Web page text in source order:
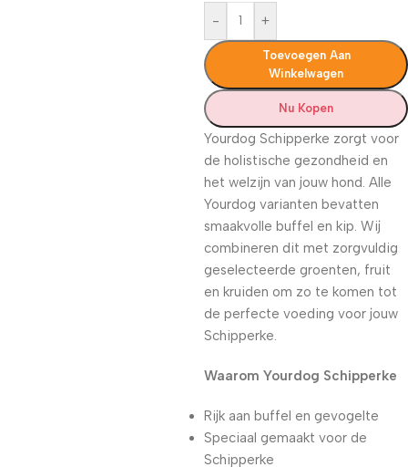
- +
Toevoegen Aan
Winkelwagen
Nu Kopen
Yourdog Schipperke zorgt voor
de holistische gezondheid en
het welzijn van jouw hond. Alle
Yourdog varianten bevatten
smaakvolle buffel en kip. Wij
combineren dit met zorgvuldig
geselecteerde groenten, fruit
en kruiden om zo te komen tot
de perfecte voeding voor jouw
Schipperke.
Waarom Yourdog Schipperke
Rijk aan buffel en gevogelte
Speciaal gemaakt voor de
Schipperke